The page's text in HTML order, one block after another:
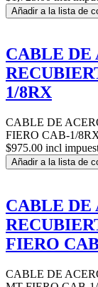
Añadir a la lista de
CABLE DE
1/8RX
CABLE DE
FIERO CAB-1/
$975.00 incl
Añadir a la lista de
CABLE DE
FIERO
CABLE DE